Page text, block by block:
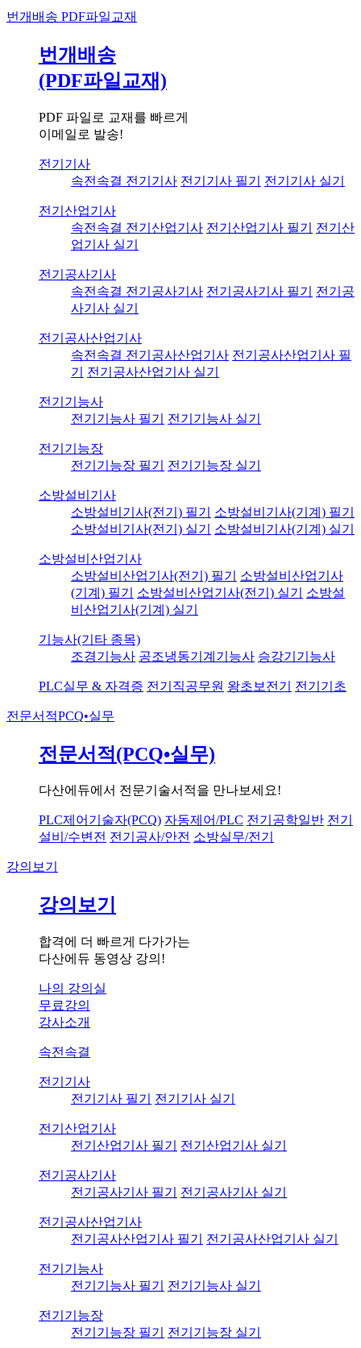
번개배송 PDF파일교재
번개배송
(PDF파일교재)
PDF 파일로 교재를 빠르게
이메일로 발송!
전기기사
속전속결 전기기사 전기기사 필기 전기기사 실기
전기산업기사
속전속결 전기산업기사 전기산업기사 필기
전기산
업기사 실기
전기공사기사
속전속결 전기공사기사 전기공사기사 필기
전기공
사기사 실기
전기공사산업기사
속전속결 전기공사산업기사 전기공사산업기사 필
기
전기공사산업기사 실기
전기기능사
전기기능사 필기
전기기능사 실기
전기기능장
전기기능장 필기
전기기능장 실기
소방설비기사
소방설비기사(전기) 필기
소방설비기사(기계) 필기
소방설비기사(전기) 실기
소방설비기사(기계) 실기
소방설비산업기사
소방설비산업기사(전기) 필기
소방설비산업기사
(기계) 필기
소방설비산업기사(전기) 실기
소방설
비산업기사(기계) 실기
기능사(기타 종목)
조경기능사 공조냉동기계기능사 승강기기능사
PLC실무 & 자격증 전기직공무원 왕초보전기 전기기초
전문서적PCQ•실무
전문서적(PCQ•실무)
다산에듀에서 전문기술서적을 만나보세요!
PLC제어기술자(PCQ) 자동제어/PLC 전기공학일반 전기
설비/수변전 전기공사/안전 소방실무/전기
강의보기
강의보기
합격에 더 빠르게 다가가는
다산에듀 동영상 강의!
나의 강의실
무료강의
강사소개
속전속결
전기기사
전기기사 필기
전기기사 실기
전기산업기사
전기산업기사 필기
전기산업기사 실기
전기공사기사
전기공사기사 필기
전기공사기사 실기
전기공사산업기사
전기공사산업기사 필기
전기공사산업기사 실기
전기기능사
전기기능사 필기
전기기능사 실기
전기기능장
전기기능장 필기
전기기능장 실기